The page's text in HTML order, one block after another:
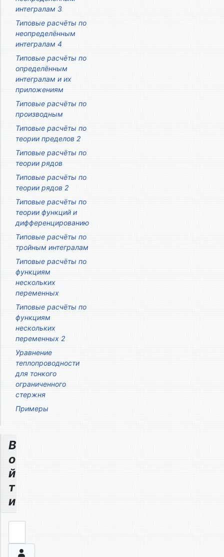
интегралам 3
Типовые расчёты по
неопределённым
интегралам 4
Типовые расчёты по
определённым
интегралам и их
приложениям
Типовые расчёты по
производным
Типовые расчёты по
теории пределов 2
Типовые расчёты по
теории рядов
Типовые расчёты по
теории рядов 2
Типовые расчёты по
теории функций и
дифференцированию
Типовые расчёты по
тройным интегралам
Типовые расчёты по
функциям
нескольких
переменных
Типовые расчёты по
функциям
нескольких
переменных 2
Уравнение
теплопроводности
для тонкого
ограниченного
стержня
Примеры
В
о
й
т
и